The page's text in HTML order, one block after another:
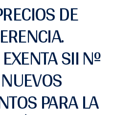
DE
SII Nº
PARA LA